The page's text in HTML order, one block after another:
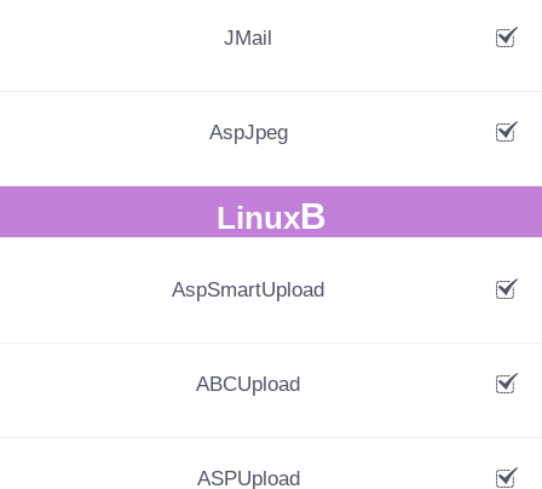
JMail
AspJpeg
LinuxB
AspSmartUpload
ABCUpload
ASPUpload